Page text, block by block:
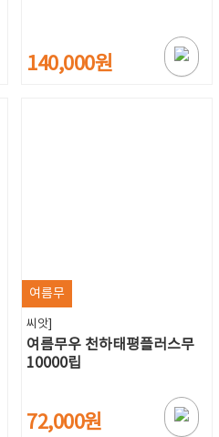
140,000원
여름무
씨앗]
여름무우 천하태평플러스무
10000립
72,000원